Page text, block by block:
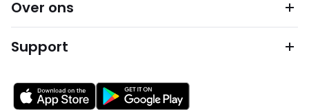
Over ons
Support